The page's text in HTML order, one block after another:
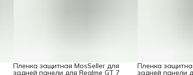
Пленка защитная MosSeller для
задней панели для Realme GT 7
Пленка
задней панели